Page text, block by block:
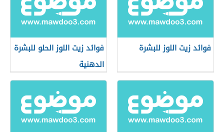
فوائد زيت اللوز للبشرة
فوائد زيت اللوز الحلو للبشرة
الدهنية